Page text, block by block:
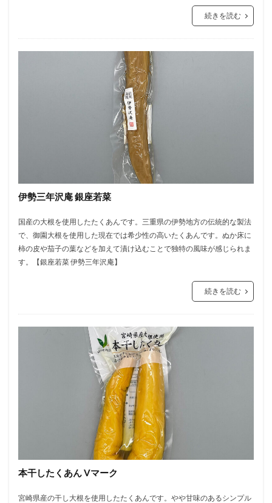
続きを読む
伊勢三年沢庵 銀座若菜
国産の大根を使用したたくあんです。三重県の伊勢地方の伝統的な製法
で、御園大根を使用した現在では希少性の高いたくあんです。ぬか床に
柿の皮や茄子の葉などを加えて漬け込むことで独特の風味が感じられま
す。【銀座若菜 伊勢三年沢庵】
続きを読む
本干したくあん Vマーク
宮崎県産の干し大根を使用したたくあんです。やや甘味のあるシンプル